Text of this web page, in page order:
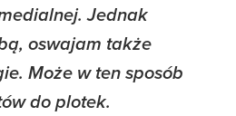
Jednak
oswajam także
Może w ten sposób
do plotek.